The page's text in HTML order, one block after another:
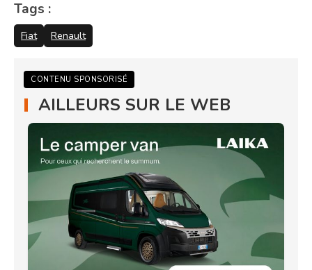
Tags :
Fiat Renault
CONTENU SPONSORISÉ
AILLEURS SUR LE WEB